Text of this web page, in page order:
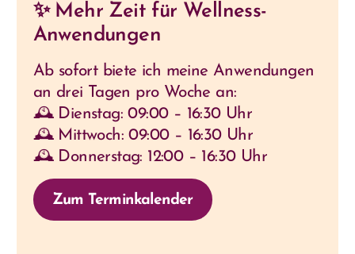
✨ Mehr Zeit für Wellness-
Anwendungen
Ab sofort biete ich meine Anwendungen
an drei Tagen pro Woche an:
🕰 Dienstag: 09:00 – 16:30 Uhr
🕰 Mittwoch: 09:00 – 16:30 Uhr
🕰 Donnerstag: 12:00 – 16:30 Uhr
Zum Terminkalender